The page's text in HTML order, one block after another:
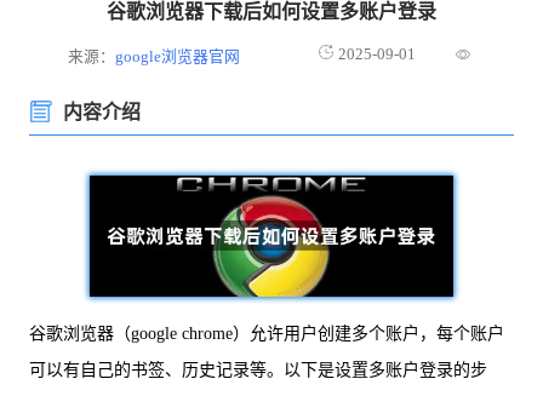
谷歌浏览器下载后如何设置多账户登录
来源：google浏览器官网 2025-09-01
内容介绍
谷歌浏览器（google chrome）允许用户创建多个账户，每个账户
可以有自己的书签、历史记录等。以下是设置多账户登录的步